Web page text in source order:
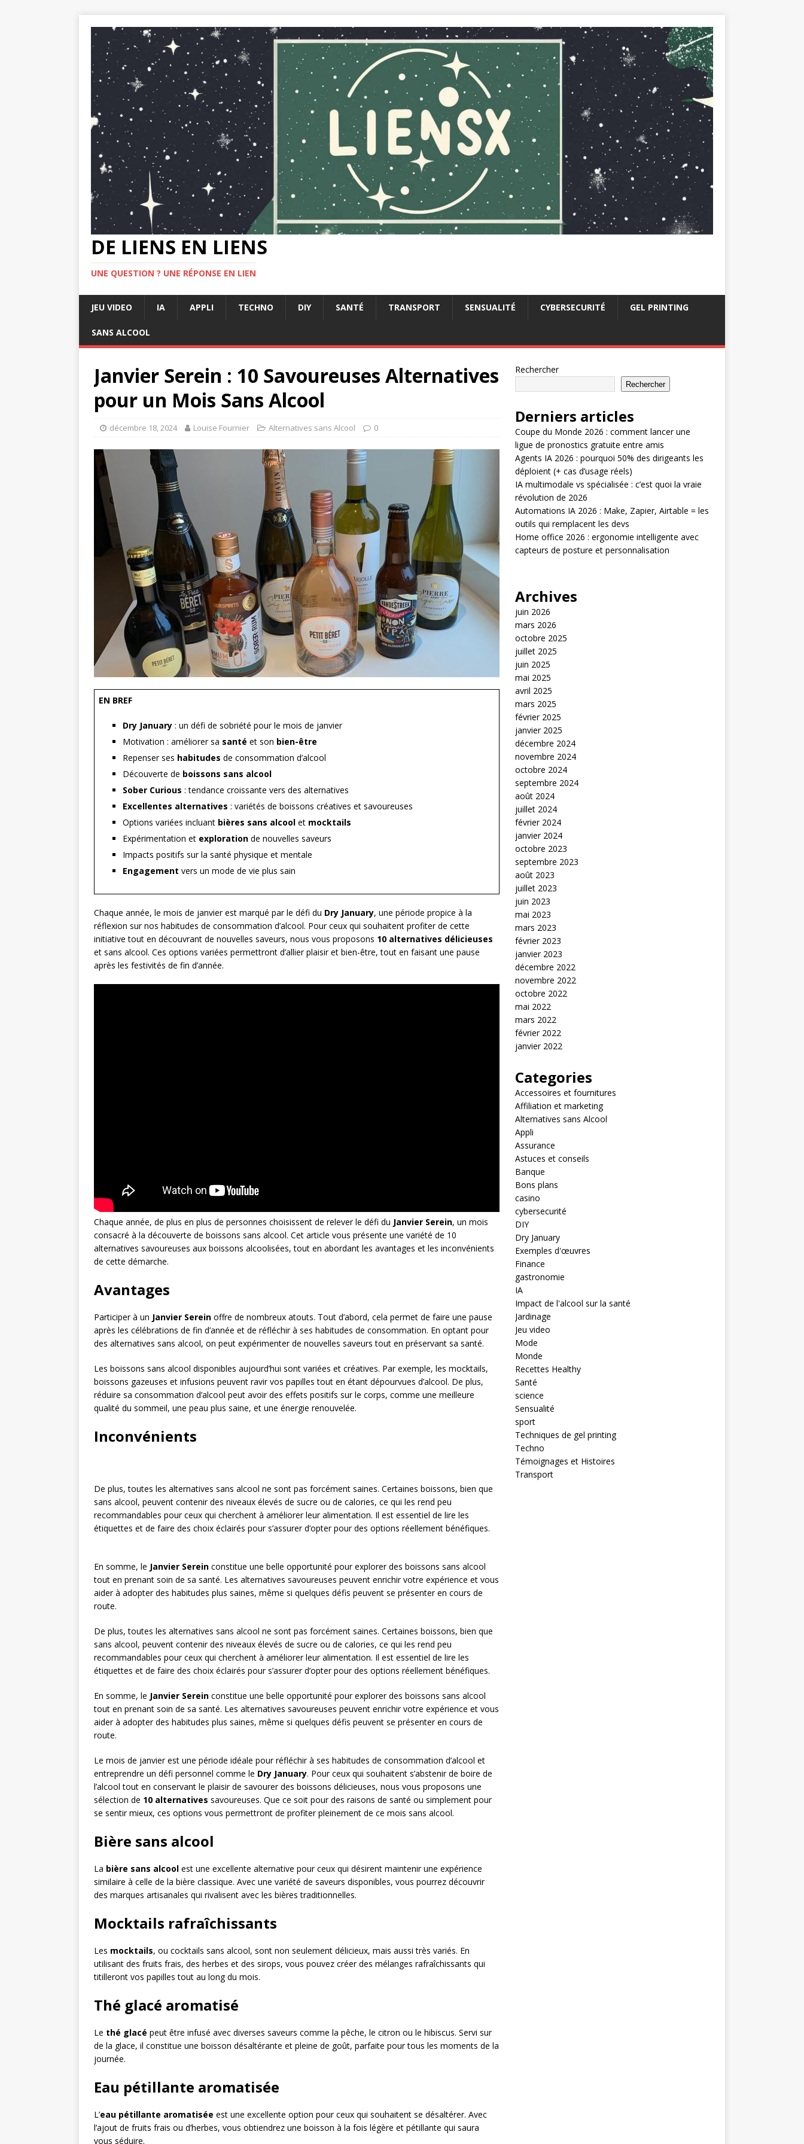
DE LIENS EN LIENS
UNE QUESTION ? UNE RÉPONSE EN LIEN
JEU VIDEO IA APPLI TECHNO DIY SANTÉ TRANSPORT SENSUALITÉ CYBERSECURITÉ GEL PRINTING
SANS ALCOOL
Janvier Serein : 10 Savoureuses Alternatives
pour un Mois Sans Alcool
décembre 18, 2024 Louise Fournier Alternatives sans Alcool 0
EN BREF
Dry January : un défi de sobriété pour le mois de janvier
Motivation : améliorer sa santé et son bien-être
Repenser ses habitudes de consommation d’alcool
Découverte de boissons sans alcool
Sober Curious : tendance croissante vers des alternatives
Excellentes alternatives : variétés de boissons créatives et savoureuses
Options variées incluant bières sans alcool et mocktails
Expérimentation et exploration de nouvelles saveurs
Impacts positifs sur la santé physique et mentale
Engagement vers un mode de vie plus sain
Chaque année, le mois de janvier est marqué par le défi du Dry January, une période propice à la
réflexion sur nos habitudes de consommation d’alcool. Pour ceux qui souhaitent profiter de cette
initiative tout en découvrant de nouvelles saveurs, nous vous proposons 10 alternatives délicieuses
et sans alcool. Ces options variées permettront d’allier plaisir et bien-être, tout en faisant une pause
après les festivités de fin d’année.
Chaque année, de plus en plus de personnes choisissent de relever le défi du Janvier Serein, un mois
consacré à la découverte de boissons sans alcool. Cet article vous présente une variété de 10
alternatives savoureuses aux boissons alcoolisées, tout en abordant les avantages et les inconvénients
de cette démarche.
Avantages
Participer à un Janvier Serein offre de nombreux atouts. Tout d’abord, cela permet de faire une pause
après les célébrations de fin d’année et de réfléchir à ses habitudes de consommation. En optant pour
des alternatives sans alcool, on peut expérimenter de nouvelles saveurs tout en préservant sa santé.
Les boissons sans alcool disponibles aujourd’hui sont variées et créatives. Par exemple, les mocktails,
boissons gazeuses et infusions peuvent ravir vos papilles tout en étant dépourvues d’alcool. De plus,
réduire sa consommation d’alcool peut avoir des effets positifs sur le corps, comme une meilleure
qualité du sommeil, une peau plus saine, et une énergie renouvelée.
Inconvénients
De plus, toutes les alternatives sans alcool ne sont pas forcément saines. Certaines boissons, bien que
sans alcool, peuvent contenir des niveaux élevés de sucre ou de calories, ce qui les rend peu
recommandables pour ceux qui cherchent à améliorer leur alimentation. Il est essentiel de lire les
étiquettes et de faire des choix éclairés pour s’assurer d’opter pour des options réellement bénéfiques.
En somme, le Janvier Serein constitue une belle opportunité pour explorer des boissons sans alcool
tout en prenant soin de sa santé. Les alternatives savoureuses peuvent enrichir votre expérience et vous
aider à adopter des habitudes plus saines, même si quelques défis peuvent se présenter en cours de
route.
De plus, toutes les alternatives sans alcool ne sont pas forcément saines. Certaines boissons, bien que
sans alcool, peuvent contenir des niveaux élevés de sucre ou de calories, ce qui les rend peu
recommandables pour ceux qui cherchent à améliorer leur alimentation. Il est essentiel de lire les
étiquettes et de faire des choix éclairés pour s’assurer d’opter pour des options réellement bénéfiques.
En somme, le Janvier Serein constitue une belle opportunité pour explorer des boissons sans alcool
tout en prenant soin de sa santé. Les alternatives savoureuses peuvent enrichir votre expérience et vous
aider à adopter des habitudes plus saines, même si quelques défis peuvent se présenter en cours de
route.
Le mois de janvier est une période idéale pour réfléchir à ses habitudes de consommation d’alcool et
entreprendre un défi personnel comme le Dry January. Pour ceux qui souhaitent s’abstenir de boire de
l’alcool tout en conservant le plaisir de savourer des boissons délicieuses, nous vous proposons une
sélection de 10 alternatives savoureuses. Que ce soit pour des raisons de santé ou simplement pour
se sentir mieux, ces options vous permettront de profiter pleinement de ce mois sans alcool.
Bière sans alcool
La bière sans alcool est une excellente alternative pour ceux qui désirent maintenir une expérience
similaire à celle de la bière classique. Avec une variété de saveurs disponibles, vous pourrez découvrir
des marques artisanales qui rivalisent avec les bières traditionnelles.
Mocktails rafraîchissants
Les mocktails, ou cocktails sans alcool, sont non seulement délicieux, mais aussi très variés. En
utilisant des fruits frais, des herbes et des sirops, vous pouvez créer des mélanges rafraîchissants qui
titilleront vos papilles tout au long du mois.
Thé glacé aromatisé
Le thé glacé peut être infusé avec diverses saveurs comme la pêche, le citron ou le hibiscus. Servi sur
de la glace, il constitue une boisson désaltérante et pleine de goût, parfaite pour tous les moments de la
journée.
Eau pétillante aromatisée
L’eau pétillante aromatisée est une excellente option pour ceux qui souhaitent se désaltérer. Avec
l’ajout de fruits frais ou d’herbes, vous obtiendrez une boisson à la fois légère et pétillante qui saura
vous séduire.
Rechercher
Rechercher
Derniers articles
Coupe du Monde 2026 : comment lancer une
ligue de pronostics gratuite entre amis
Agents IA 2026 : pourquoi 50% des dirigeants les
déploient (+ cas d’usage réels)
IA multimodale vs spécialisée : c’est quoi la vraie
révolution de 2026
Automations IA 2026 : Make, Zapier, Airtable = les
outils qui remplacent les devs
Home office 2026 : ergonomie intelligente avec
capteurs de posture et personnalisation
Archives
juin 2026
mars 2026
octobre 2025
juillet 2025
juin 2025
mai 2025
avril 2025
mars 2025
février 2025
janvier 2025
décembre 2024
novembre 2024
octobre 2024
septembre 2024
août 2024
juillet 2024
février 2024
janvier 2024
octobre 2023
septembre 2023
août 2023
juillet 2023
juin 2023
mai 2023
mars 2023
février 2023
janvier 2023
décembre 2022
novembre 2022
octobre 2022
mai 2022
mars 2022
février 2022
janvier 2022
Categories
Accessoires et fournitures
Affiliation et marketing
Alternatives sans Alcool
Appli
Assurance
Astuces et conseils
Banque
Bons plans
casino
cybersecurité
DIY
Dry January
Exemples d'œuvres
Finance
gastronomie
IA
Impact de l'alcool sur la santé
Jardinage
Jeu video
Mode
Monde
Recettes Healthy
Santé
science
Sensualité
sport
Techniques de gel printing
Techno
Témoignages et Histoires
Transport